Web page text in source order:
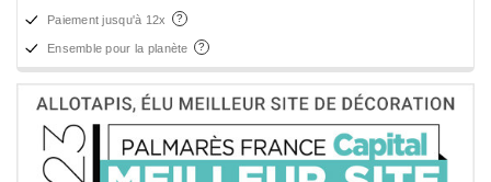
Paiement jusqu'à 12x
Ensemble pour la planète